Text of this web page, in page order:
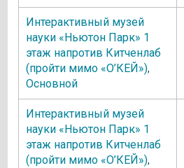
Интерактивный музей
науки «Ньютон Парк» 1
этаж напротив Китченлаб
(пройти мимо «О’КЕЙ»),
Основной
Интерактивный музей
науки «Ньютон Парк» 1
этаж напротив Китченлаб
(пройти мимо «О’КЕЙ»),